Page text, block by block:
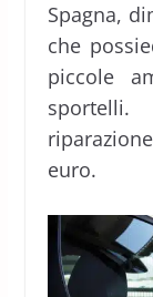
Spagna,
che
piccole
euro.